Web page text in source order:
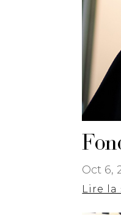
Oct 6,
Lire la